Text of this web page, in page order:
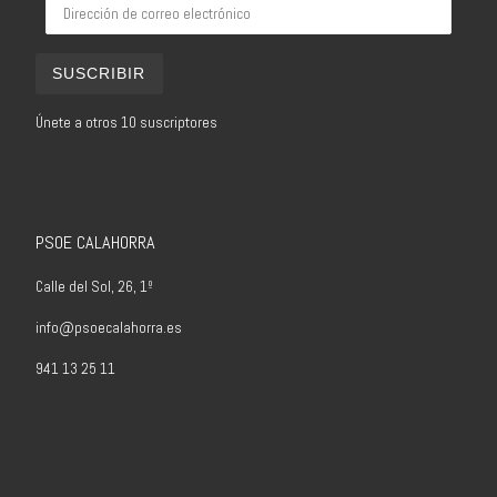
SUSCRIBIR
Únete a otros 10 suscriptores
PSOE CALAHORRA
Calle del Sol, 26, 1º
info@psoecalahorra.es
941 13 25 11